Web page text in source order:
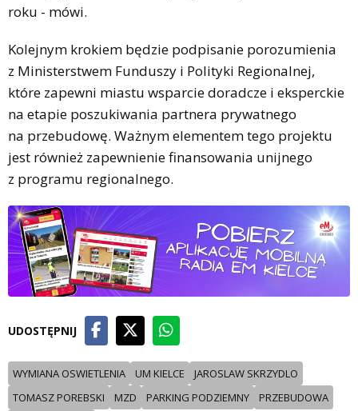
roku - mówi.
Kolejnym krokiem będzie podpisanie porozumienia
z Ministerstwem Funduszy i Polityki Regionalnej,
które zapewni miastu wsparcie doradcze i eksperckie
na etapie poszukiwania partnera prywatnego
na przebudowę. Ważnym elementem tego projektu
jest również zapewnienie finansowania unijnego
z programu regionalnego.
UDOSTĘPNIJ
WYMIANA OSWIETLENIA UM KIELCE
JAROSLAW SKRZYDLO
TOMASZ POREBSKI
MZD PARKING PODZIEMNY
PRZEBUDOWA